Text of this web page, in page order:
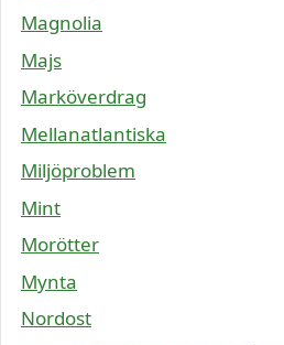
Magnolia
Majs
Marköverdrag
Mellanatlantiska
Miljöproblem
Mint
Morötter
Mynta
Nordost